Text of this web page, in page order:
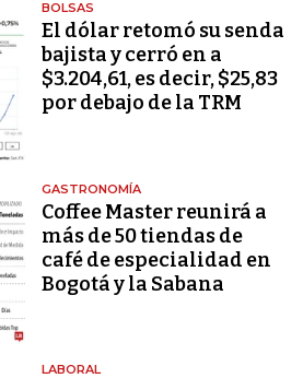
BOLSAS
El dólar retomó su senda
bajista y cerró en a
$3.204,61, es decir, $25,83
por debajo de la TRM
GASTRONOMÍA
Coffee Master reunirá a
más de 50 tiendas de
café de especialidad en
Bogotá y la Sabana
LABORAL